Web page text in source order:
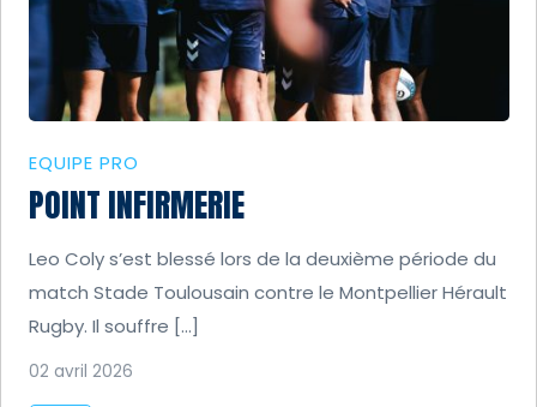
EQUIPE PRO
POINT INFIRMERIE
Leo Coly s’est blessé lors de la deuxième période du
match Stade Toulousain contre le Montpellier Hérault
Rugby. Il souffre […]
02 avril 2026